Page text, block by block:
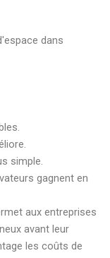
dans
simple.
gagnent en
aux entreprises
avant leur
les coûts de